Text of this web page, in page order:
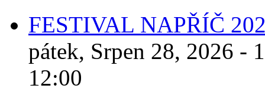
FESTIVAL NAPŘÍČ
pátek, Srpen 28, 2026 -
12:00